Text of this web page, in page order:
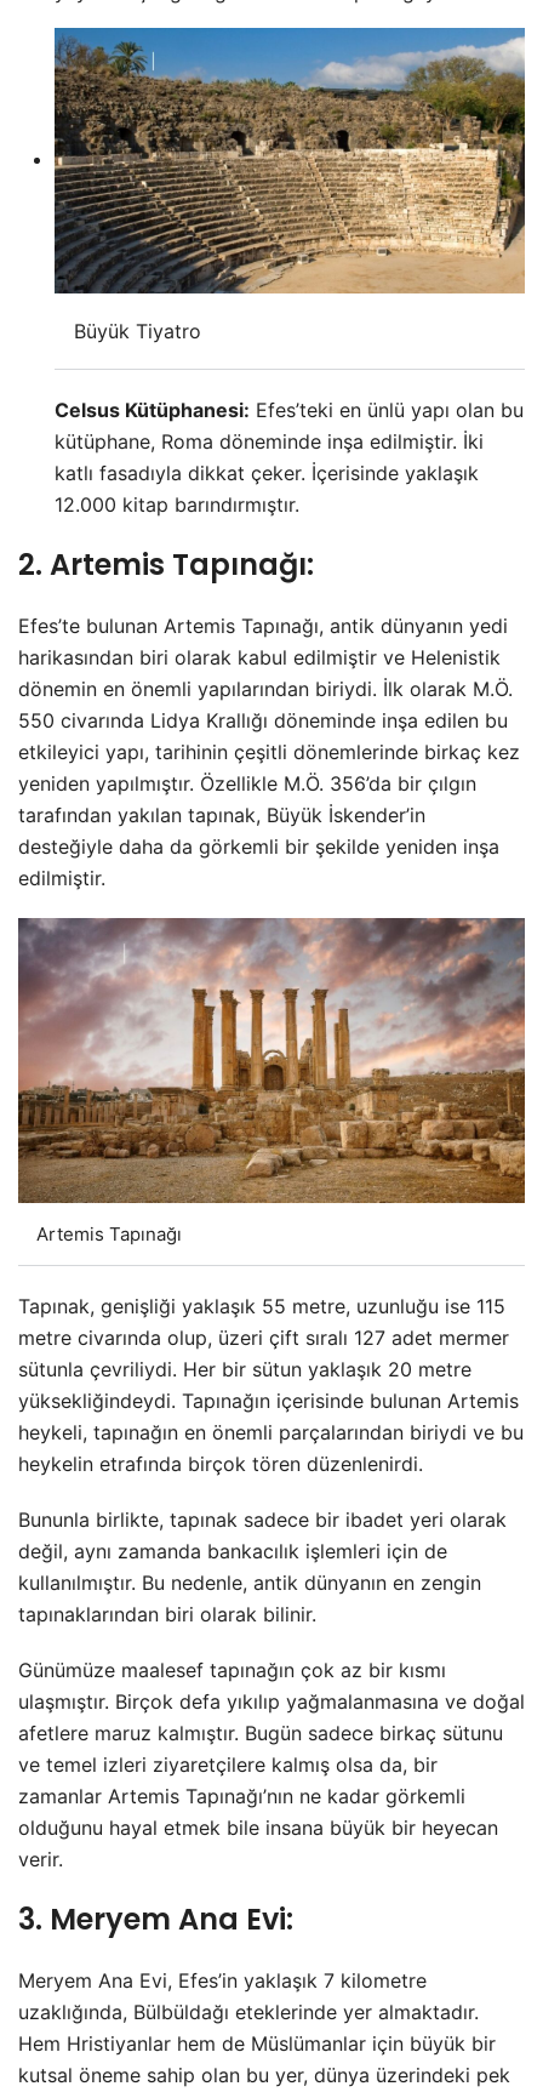
Büyük Tiyatro
Celsus Kütüphanesi: Efes’teki en ünlü yapı olan bu
kütüphane, Roma döneminde inşa edilmiştir. İki
katlı fasadıyla dikkat çeker. İçerisinde yaklaşık
12.000 kitap barındırmıştır.
2. Artemis Tapınağı:
Efes’te bulunan Artemis Tapınağı, antik dünyanın yedi
harikasından biri olarak kabul edilmiştir ve Helenistik
dönemin en önemli yapılarından biriydi. İlk olarak M.Ö.
550 civarında Lidya Krallığı döneminde inşa edilen bu
etkileyici yapı, tarihinin çeşitli dönemlerinde birkaç kez
yeniden yapılmıştır. Özellikle M.Ö. 356’da bir çılgın
tarafından yakılan tapınak, Büyük İskender’in
desteğiyle daha da görkemli bir şekilde yeniden inşa
edilmiştir.
Artemis Tapınağı
Tapınak, genişliği yaklaşık 55 metre, uzunluğu ise 115
metre civarında olup, üzeri çift sıralı 127 adet mermer
sütunla çevriliydi. Her bir sütun yaklaşık 20 metre
yüksekliğindeydi. Tapınağın içerisinde bulunan Artemis
heykeli, tapınağın en önemli parçalarından biriydi ve bu
heykelin etrafında birçok tören düzenlenirdi.
Bununla birlikte, tapınak sadece bir ibadet yeri olarak
değil, aynı zamanda bankacılık işlemleri için de
kullanılmıştır. Bu nedenle, antik dünyanın en zengin
tapınaklarından biri olarak bilinir.
Günümüze maalesef tapınağın çok az bir kısmı
ulaşmıştır. Birçok defa yıkılıp yağmalanmasına ve doğal
afetlere maruz kalmıştır. Bugün sadece birkaç sütunu
ve temel izleri ziyaretçilere kalmış olsa da, bir
zamanlar Artemis Tapınağı’nın ne kadar görkemli
olduğunu hayal etmek bile insana büyük bir heyecan
verir.
3. Meryem Ana Evi:
Meryem Ana Evi, Efes’in yaklaşık 7 kilometre
uzaklığında, Bülbüldağı eteklerinde yer almaktadır.
Hem Hristiyanlar hem de Müslümanlar için büyük bir
kutsal öneme sahip olan bu yer, dünya üzerindeki pek